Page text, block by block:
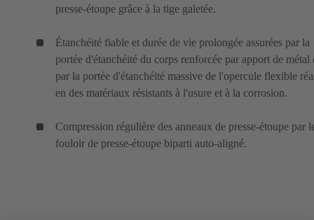
presse-étoupe grâce à la tige galetée.
Étanchéité fiable et durée de vie prolongée assurées par la
portée d'étanchéité du corps renforcée par apport de métal
par la portée d'étanchéité massive de l'opercule flexible
en des matériaux résistants à l'usure et à la corrosion.
Compression régulière des anneaux de presse-étoupe par
fouloir de presse-étoupe biparti auto-aligné.